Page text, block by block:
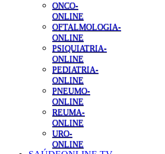
ONCO-
ONLINE
OFTALMOLOGIA-
ONLINE
PSIQUIATRIA-
ONLINE
PEDIATRIA-
ONLINE
PNEUMO-
ONLINE
REUMA-
ONLINE
URO-
ONLINE